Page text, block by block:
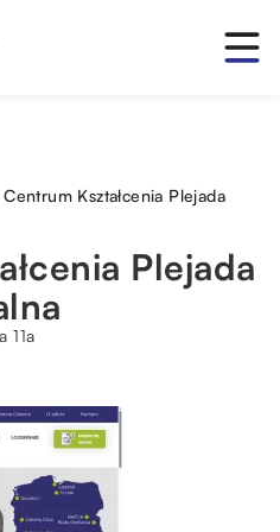
Centrum Kształcenia Plejada
Plejada
11a